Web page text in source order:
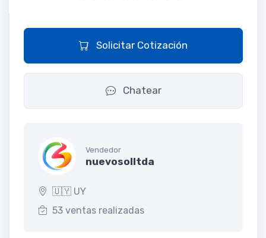
Solicitar Cotización
Chatear
Vendedor
nuevosolltda
🇺🇾 UY
53 ventas realizadas